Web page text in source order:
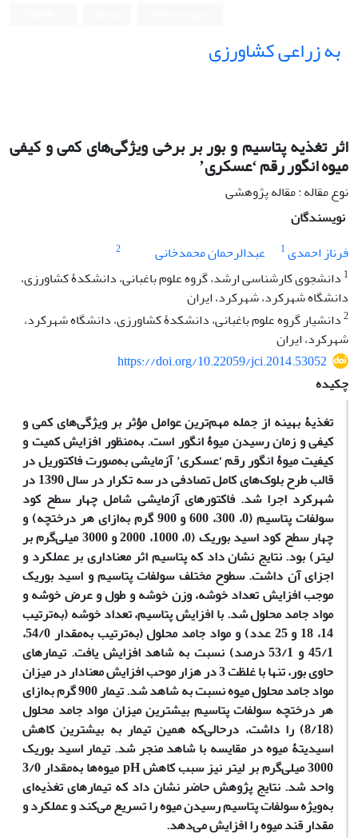
به زراعی کشاورزی
اثر تغذیه پتاسیم و بور بر برخی ویژگی‌های کمی و کیفی
میوه انگور رقم ʻعسکریʼ
نوع مقاله : مقاله پژوهشی
نویسندگان
فرناز احمدی1 عبدالرحمان محمدخانی
2
1 دانشجوی کارشناسی ارشد، گروه علوم باغبانی، دانشکدۀ کشاورزی،
دانشگاه شهرکرد، شهرکرد، ایران
2دانشیار گروه علوم باغبانی، دانشکدۀ کشاورزی، دانشگاه شهرکرد،
شهرکرد، ایران
https://doi.org/10.22059/jci.2014.53052
چکیده
تغذیۀ بهینه از جمله مهم‌ترین عوامل مؤثر بر ویژگی‌های کمی و
کیفی و زمان رسیدن میوۀ انگور است. به‌منظور افزایش کمیت و
کیفیت میوۀ انگور رقم ‘عسکری’ آزمایشی به‌صورت فاکتوریل در
قالب طرح بلوک‌های کامل تصادفی در سه تکرار در سال 1390 در
شهرکرد اجرا شد. فاکتورهای آزمایشی شامل چهار سطح کود
سولفات پتاسیم (0، 300، 600 و 900 گرم به‌ازای هر درختچه) و
چهار سطح کود اسید بوریک (0، 1000، 2000 و 3000 میلی‌گرم بر
لیتر) بود. نتایج نشان داد که پتاسیم اثر معناداری بر عملکرد و
اجزای آن داشت. سطوح مختلف سولفات پتاسیم و اسید بوریک
موجب افزایش تعداد خوشه، وزن خوشه و طول و عرض خوشه و
مواد جامد محلول شد. با افزایش پتاسیم، تعداد خوشه (به‌ترتیب
14، 18 و 25 عدد) و مواد جامد محلول (به‌ترتیب به‌مقدار 54/0،
45/1 و 53/1 درصد) نسبت به شاهد افزایش یافت. تیمارهای
حاوی بور، تنها با غلظت 3 در هزار موحب افزایش معنا‌دار در میزان
مواد جامد محلول میوه نسبت به شاهد شد. تیمار 900 گرم به‌ازای
هر درختچه سولفات پتاسیم بیشترین میزان مواد جامد محلول
(8/18) را داشت، درحالی‌که همین تیمار به بیشترین کاهش
اسیدیتۀ میوه در مقایسه با شاهد منجر شد. تیمار اسید بوریک
3000 میلی‌گرم بر لیتر نیز سبب کاهش pH میوه‌ها به‌‌مقدار 3/0
واحد شد. نتایج پژوهش حاضر نشان داد که تیمارهای تغذیه‌ای
به‌ویژه سولفات پتاسیم رسیدن میوه را تسریع می‌کند و عملکرد و
مقدار قند میوه را افزایش می‌دهد.